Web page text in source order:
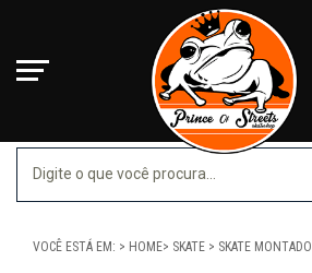
VOCÊ ESTÁ EM: HOME SKATE SKATE MONTADO